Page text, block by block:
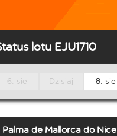
lotu EJU1710
6. sie Dzisiaj 8. sie
Palma de Mallorca do Nice